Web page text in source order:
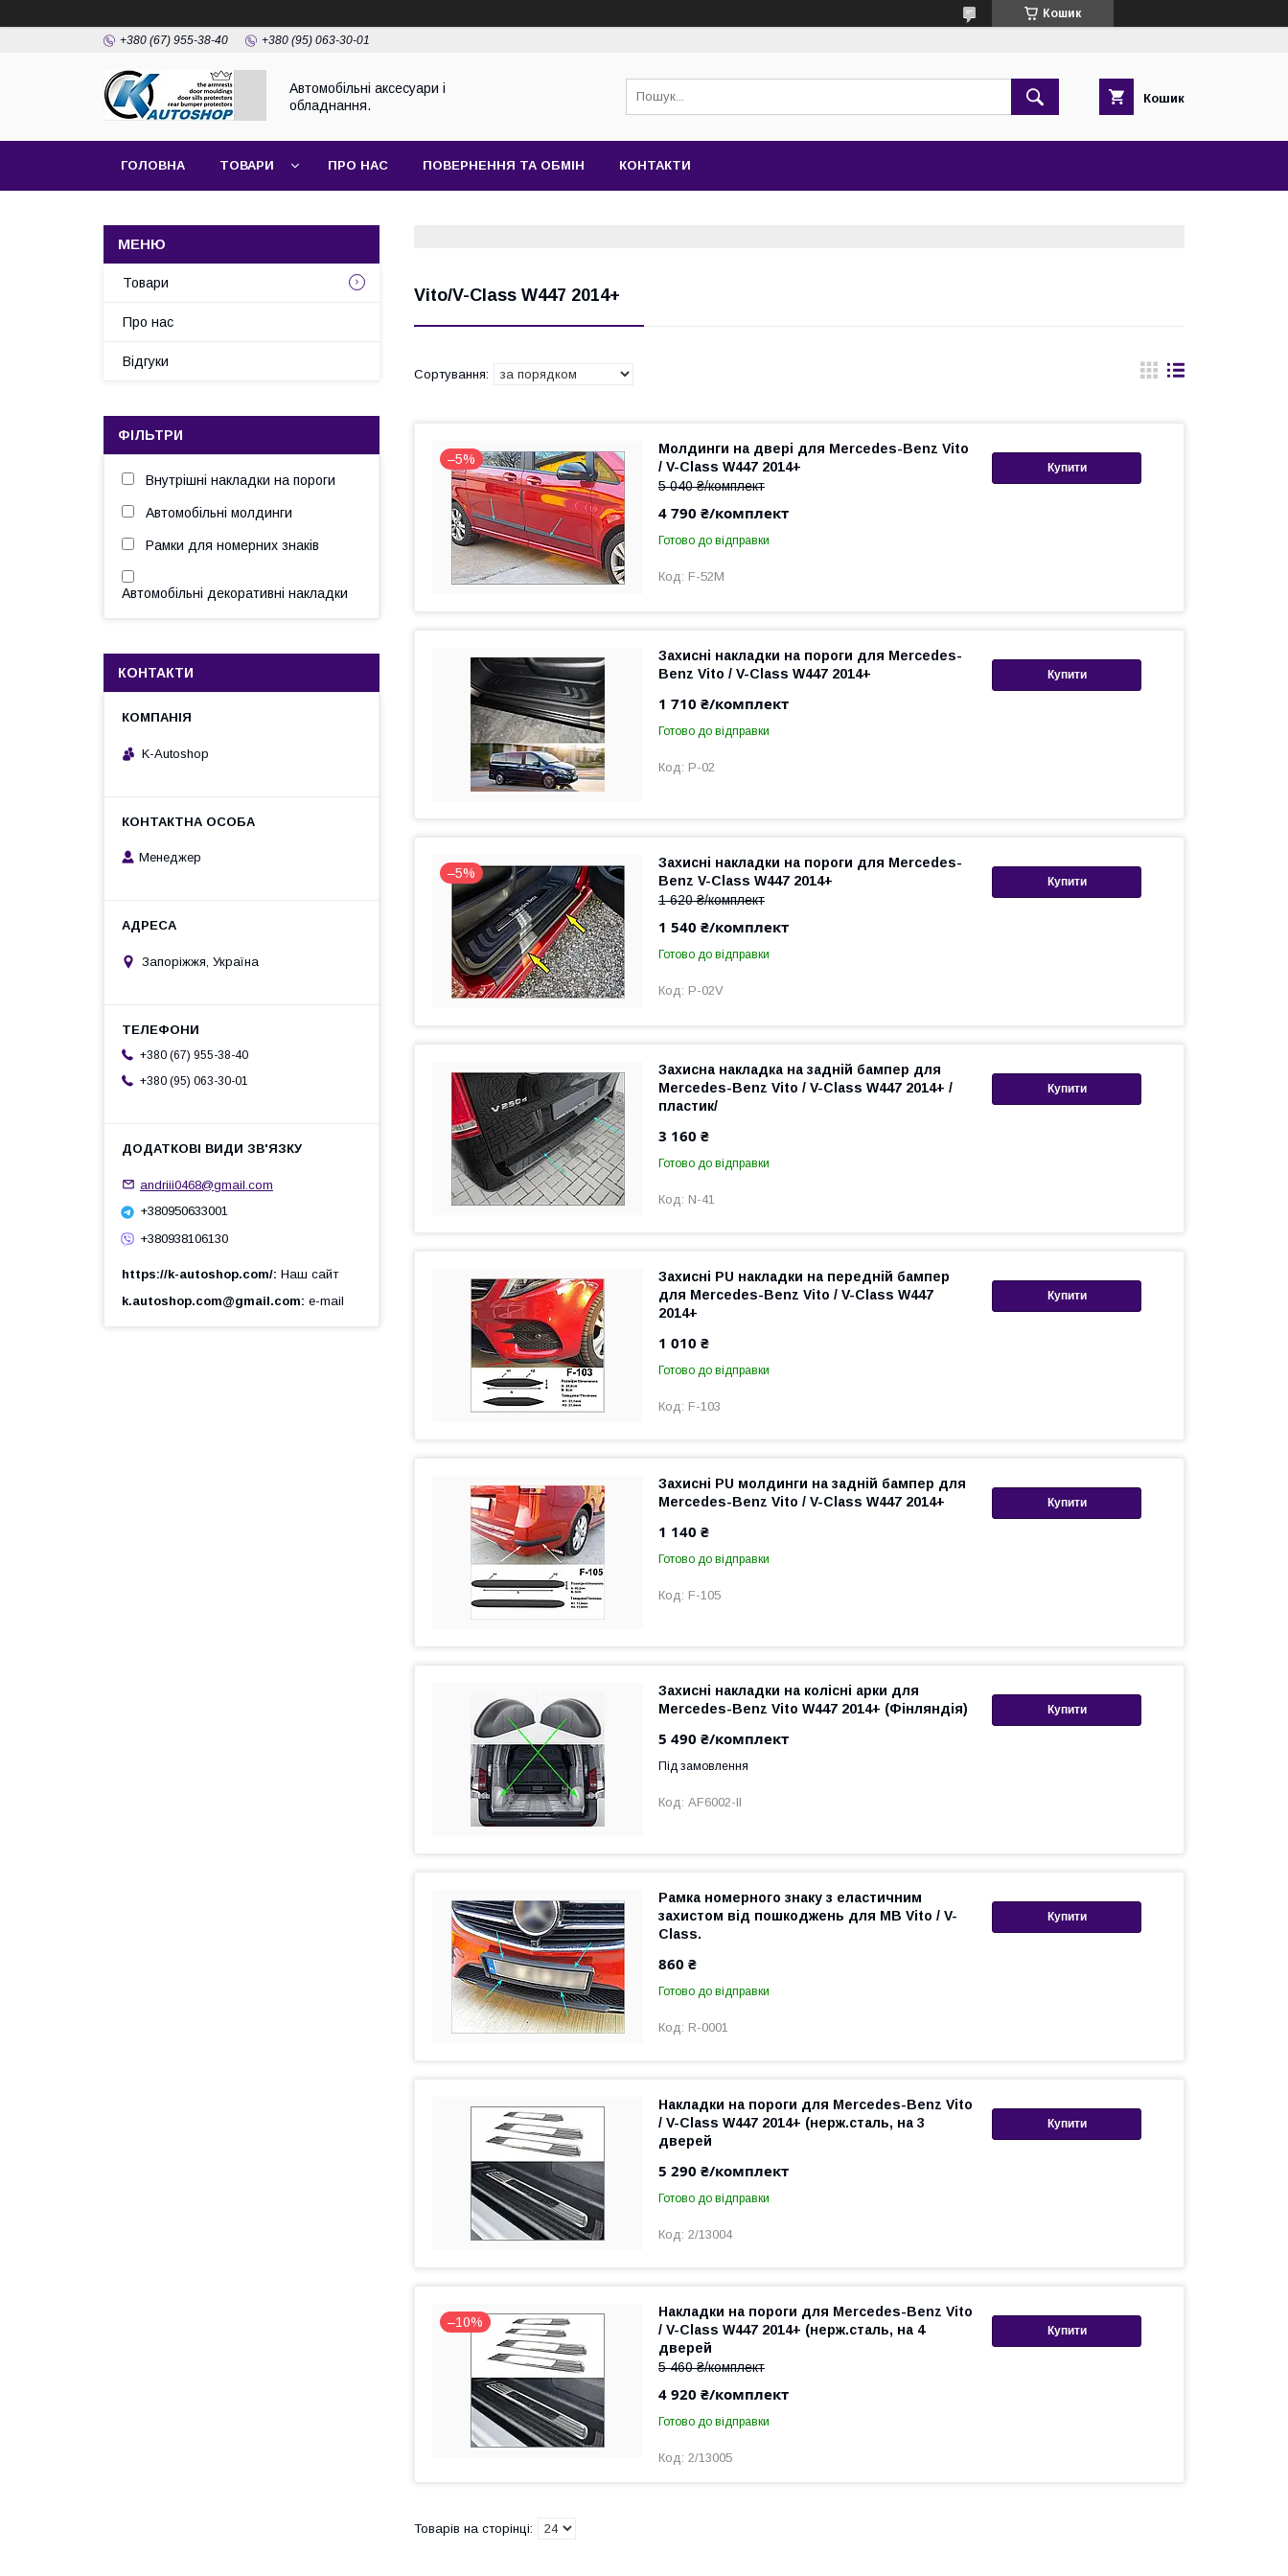
Кошик
+380 (67) 955-38-40 +380 (95) 063-30-01
Автомобільні аксесуари і
обладнання.
Кошик
ГОЛОВНА ТОВАРИ ПРО НАС ПОВЕРНЕННЯ ТА ОБМІН КОНТАКТИ
Vito/V-Class W447 2014+
–5%
Купити
Молдинги на двері для Mercedes-Benz Vito
/ V-Class W447 2014+
5 040 ₴/комплект
4 790 ₴/комплект
Готово до відправки
F-52M
Купити
Захисні накладки на пороги для Mercedes-
Benz Vito / V-Class W447 2014+
1 710 ₴/комплект
Готово до відправки
P-02
–5%
Купити
Захисні накладки на пороги для Mercedes-
Benz V-Class W447 2014+
1 620 ₴/комплект
1 540 ₴/комплект
Готово до відправки
P-02V
Купити
Захисна накладка на задній бампер для
Mercedes-Benz Vito / V-Class W447 2014+ /
пластик/
3 160 ₴
Готово до відправки
N-41
Купити
Захисні PU накладки на передній бампер
для Mercedes-Benz Vito / V-Class W447
2014+
1 010 ₴
Готово до відправки
F-103
Купити
Захисні PU молдинги на задній бампер для
Mercedes-Benz Vito / V-Class W447 2014+
1 140 ₴
Готово до відправки
F-105
Купити
Захисні накладки на колісні арки для
Mercedes-Benz Vito W447 2014+ (Фінляндія)
5 490 ₴/комплект
Під замовлення
AF6002-II
Купити
Рамка номерного знаку з еластичним
захистом від пошкоджень для MB Vito / V-
Class.
860 ₴
Готово до відправки
R-0001
Купити
Накладки на пороги для Mercedes-Benz Vito
/ V-Class W447 2014+ (нерж.сталь, на 3
дверей
5 290 ₴/комплект
Готово до відправки
2/13004
–10%
Купити
Накладки на пороги для Mercedes-Benz Vito
/ V-Class W447 2014+ (нерж.сталь, на 4
дверей
5 460 ₴/комплект
4 920 ₴/комплект
Готово до відправки
2/13005
Товари
Про нас
Відгуки
ФІЛЬТРИ
Внутрішні накладки на пороги
Автомобільні молдинги
Рамки для номерних знаків
Автомобільні декоративні накладки
КОНТАКТИ
K-Autoshop
Менеджер
Запоріжжя, Україна
+380 (67) 955-38-40
+380 (95) 063-30-01
andriii0468@gmail.com
+380950633001
+380938106130
https://k-autoshop.com/ Наш сайт
k.autoshop.com@gmail.com e-mail